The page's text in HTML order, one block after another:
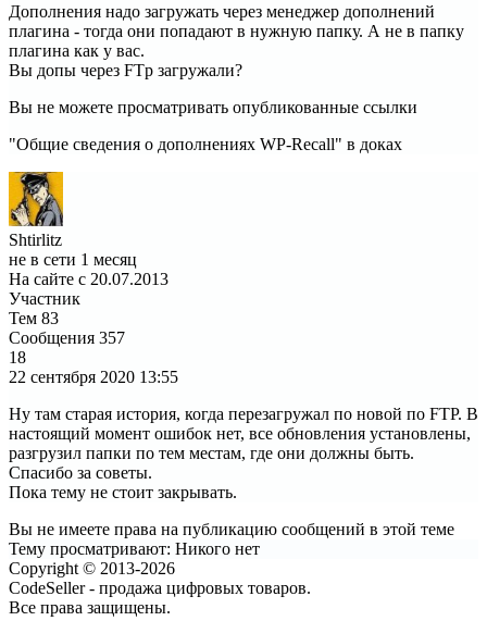
Дополнения надо загружать через менеджер дополнений
плагина - тогда они попадают в нужную папку. А не в папку
плагина как у вас.
Вы допы через FTp загружали?
Вы не можете просматривать опубликованные ссылки
"Общие сведения о дополнениях WP-Recall" в доках
Shtirlitz
не в сети 1 месяц
На сайте с 20.07.2013
Участник
Тем 83
Сообщения 357
18
22 сентября 2020 13:55
Ну там старая история, когда перезагружал по новой по FTP. В
настоящий момент ошибок нет, все обновления установлены,
разгрузил папки по тем местам, где они должны быть.
Спасибо за советы.
Пока тему не стоит закрывать.
Вы не имеете права на публикацию сообщений в этой теме
Тему просматривают: Никого нет
Copyright © 2013-2026
CodeSeller - продажа цифровых товаров.
Все права защищены.